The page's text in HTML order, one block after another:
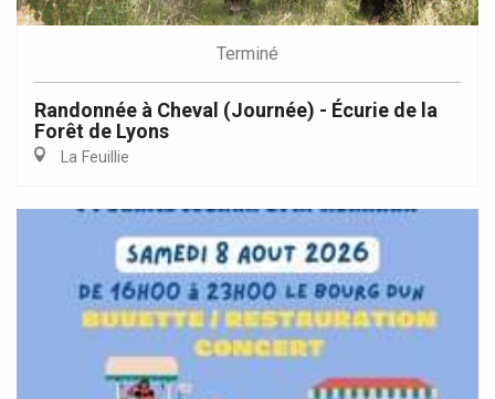
Terminé
Randonnée à Cheval (Journée) - Écurie de la
Forêt de Lyons
La Feuillie